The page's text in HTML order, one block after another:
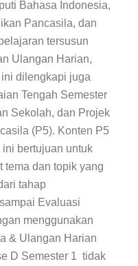
Bahasa Indonesia,
Pancasila, dan
tersusun
Ulangan Harian,
dilengkapi juga
Tengah Semester
Sekolah, dan Projek
(P5). Konten P5
bertujuan untuk
tema dan topik yang
tahap
Evaluasi
menggunakan
& Ulangan Harian
D Semester 1 tidak